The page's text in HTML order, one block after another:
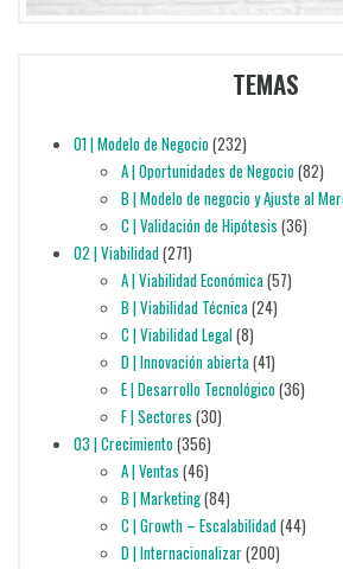
TEMAS
01 | Modelo de Negocio(232)
A | Oportunidades de Negocio(82)
B | Modelo de negocio y Ajuste al
C | Validación de Hipótesis (36)
02 | Viabilidad(271)
A | Viabilidad Económica(57)
B | Viabilidad Técnica(24)
C | Viabilidad Legal(8)
D | Innovación abierta(41)
E | Desarrollo Tecnológico(36)
F | Sectores (30)
03 | Crecimiento(356)
A | Ventas (46)
B | Marketing(84)
C | Growth – Escalabilidad(44)
D | Internacionalizar(200)